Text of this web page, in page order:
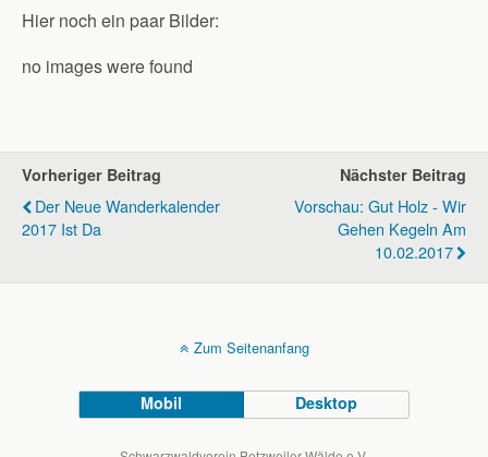
Hier noch ein paar Bilder:
no images were found
Vorheriger Beitrag
Der Neue Wanderkalender
2017 Ist Da
Nächster Beitrag
Vorschau: Gut Holz - Wir
Gehen Kegeln Am
10.02.2017
Zum Seitenanfang
Mobil Desktop